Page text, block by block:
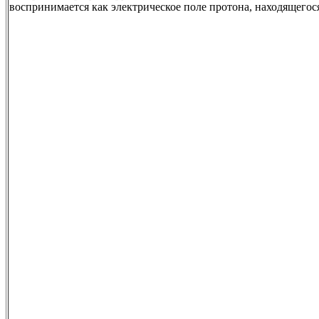
воспринимается как электрическое поле протона,